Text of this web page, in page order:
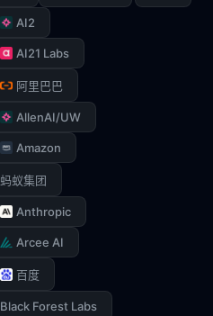
AI2
AI21 Labs
阿里巴巴
AllenAI/UW
Amazon
蚂蚁集团
Anthropic
Arcee AI
百度
Black Forest Labs